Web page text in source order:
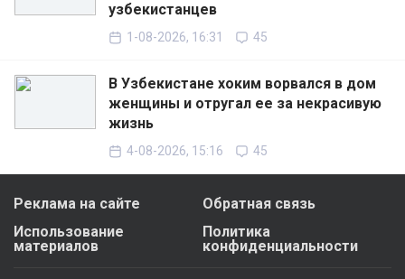
узбекистанцев
1-08-2026, 16:31 45
В Узбекистане хоким ворвался в дом
женщины и отругал ее за некрасивую
жизнь
4-08-2026, 15:16 45
Реклама на сайте
Обратная связь
Использование
материалов
Политика
конфиденциальности